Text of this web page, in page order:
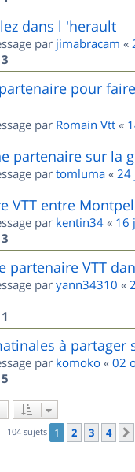
dans l 'herault
par jimabracam «
3
pour
par Romain Vtt «
partenaire sur la
par tomluma « 24
VTT entre
par kentin34 « 16
3
partenaire VTT
par yann34310 «
1
à partager
par komoko « 02
5
104 sujets 1 2 3 4